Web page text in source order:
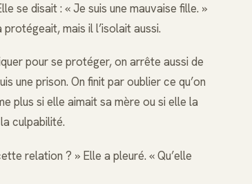
se disait : « Je suis une mauvaise fille. »
mais il l’isolait aussi.
pour se protéger, on arrête aussi de
une prison. On finit par oublier ce qu’on
plus si elle aimait sa mère ou si elle la
culpabilité.
relation ? » Elle a pleuré. « Qu’elle